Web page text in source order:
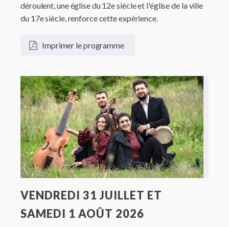
déroulent, une église du 12e siècle et l'église de la ville
du 17e siècle, renforce cette expérience.
Imprimer le programme
VENDREDI 31 JUILLET ET
SAMEDI 1 AOÛT 2026